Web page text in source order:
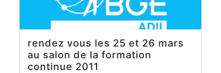
rendez vous les 25 et 26 mars
au salon de la formation
continue 2011